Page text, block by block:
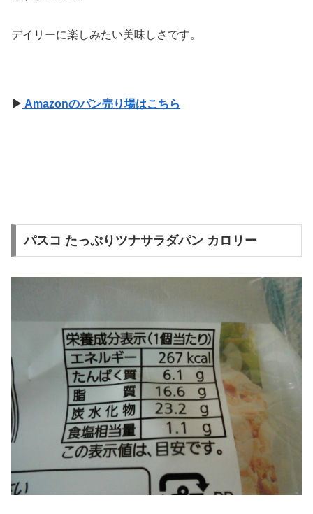
デイリーに楽しみたい美味しさです。
▶ Amazonのパン売り場はこちら
パスコ たっぷりツナサラダパン カロリー